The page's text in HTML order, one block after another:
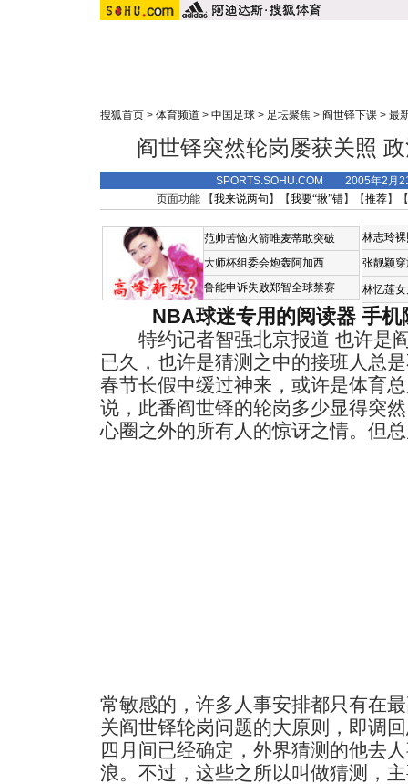
搜狐首页 > 体育频道 > 中国足球 > 足坛聚焦 > 阎世铎下课 > 最
阎世铎突然轮岗屡获关照
SPORTS.SOHU.COM 2005年2月
页面功能 【我来说两句 】【我要“揪”错】【推荐】
范帅苦恼火箭唯麦蒂敢突破
大师杯组委会炮轰阿加西
鲁能申诉失败郑智全球禁赛
林志玲
张靓颖
林忆莲
NBA球迷专用的阅读器 手机
特约记者智强北京报道 也许是
已久，也许是猜测之中的接班人总
春节长假中缓过神来，或许是体育
说，此番阎世铎的轮岗多少显得突
心圈之外的所有人的惊讶之情。 但
常敏感的，许多人事安排都只有在
关阎世铎轮岗问题的大原则，即调
四月间已经确定，外界猜测的他去
浪。不过，这些之所以叫做猜测，